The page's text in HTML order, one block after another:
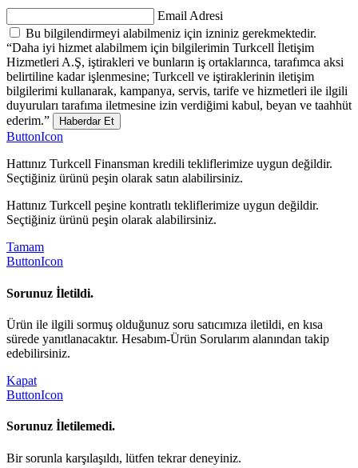
Email Adresi
Bu bilgilendirmeyi alabilmeniz için izniniz gerekmektedir.
“Daha iyi hizmet alabilmem için bilgilerimin Turkcell İletişim
Hizmetleri A.Ş, iştirakleri ve bunların iş ortaklarınca, tarafımca aksi
belirtiline kadar işlenmesine; Turkcell ve iştiraklerinin iletişim
bilgilerimi kullanarak, kampanya, servis, tarife ve hizmetleri ile ilgili
duyuruları tarafıma iletmesine izin verdiğimi kabul, beyan ve taahhüt
ederim.”
Haberdar Et
ButtonIcon
Hattınız Turkcell Finansman kredili tekliflerimize uygun değildir.
Seçtiğiniz ürünü peşin olarak satın alabilirsiniz.
Hattınız Turkcell peşine kontratlı tekliflerimize uygun değildir.
Seçtiğiniz ürünü peşin olarak alabilirsiniz.
Tamam
ButtonIcon
Sorunuz İletildi.
Ürün ile ilgili sormuş olduğunuz soru satıcımıza iletildi, en kısa
sürede yanıtlanacaktır. Hesabım-Ürün Sorularım alanından takip
edebilirsiniz.
Kapat
ButtonIcon
Sorunuz İletilemedi.
Bir sorunla karşılaşıldı, lütfen tekrar deneyiniz.